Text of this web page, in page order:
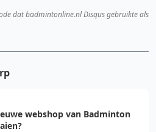
dat badmintonline.nl Disqus gebruikte als
webshop van Badminton